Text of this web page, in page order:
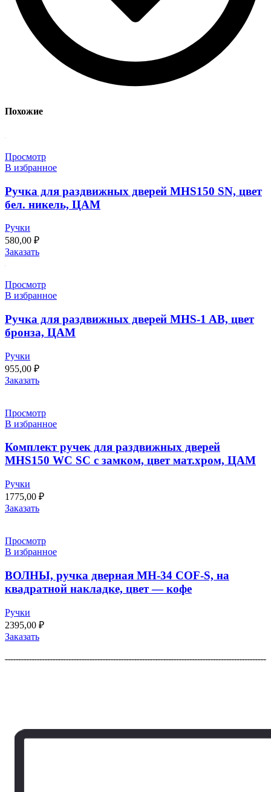
Похожие
Просмотр
В избранное
Ручка для раздвижных дверей MHS150 SN, цвет
бел. никель, ЦАМ
Ручки
580,00 ₽
Заказать
Просмотр
В избранное
Ручка для раздвижных дверей MHS-1 AB, цвет
бронза, ЦАМ
Ручки
955,00 ₽
Заказать
Просмотр
В избранное
Комплект ручек для раздвижных дверей
MHS150 WC SC с замком, цвет мат.хром, ЦАМ
Ручки
1775,00 ₽
Заказать
Просмотр
В избранное
ВОЛНЫ, ручка дверная MH-34 COF-S, на
квадратной накладке, цвет — кофе
Ручки
2395,00 ₽
Заказать